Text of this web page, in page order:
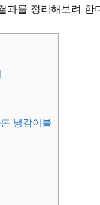
과를 정리해보려 한
냉감이불